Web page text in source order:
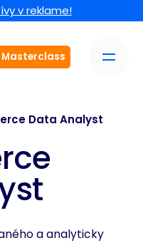
v reklame!
Masterclass
Data Analyst
a analyticky